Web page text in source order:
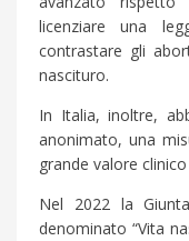
licenziare una
contrastare gli
nascituro.
In Italia, inoltre,
anonimato, una
grande valore
Nel 2022 la
denominato “Vita